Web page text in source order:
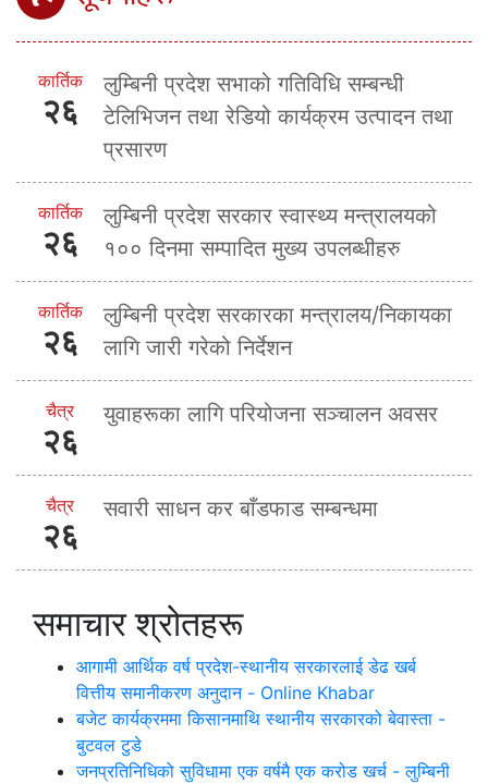
कार्तिक
२६
लुम्बिनी प्रदेश सभाको गतिविधि सम्बन्धी
टेलिभिजन तथा रेडियो कार्यक्रम उत्पादन तथा
प्रसारण
कार्तिक
२६
लुम्बिनी प्रदेश सरकार स्वास्थ्य मन्त्रालयको
१०० दिनमा सम्पादित मुख्य उपलब्धीहरु
कार्तिक
२६
लुम्बिनी प्रदेश सरकारका मन्त्रालय/निकायका
लागि जारी गरेको निर्देशन
चैत्र
२६
युवाहरूका लागि परियोजना सञ्चालन अवसर
चैत्र
२६
सवारी साधन कर बाँडफाड सम्बन्धमा
समाचार श्रोतहरू
आगामी आर्थिक वर्ष प्रदेश-स्थानीय सरकारलाई डेढ खर्ब
वित्तीय समानीकरण अनुदान - Online Khabar
बजेट कार्यक्रममा किसानमाथि स्थानीय सरकारको बेवास्ता -
बुटवल टुडे
जनप्रतिनिधिको सुविधामा एक वर्षमै एक करोड खर्च - लुम्बिनी